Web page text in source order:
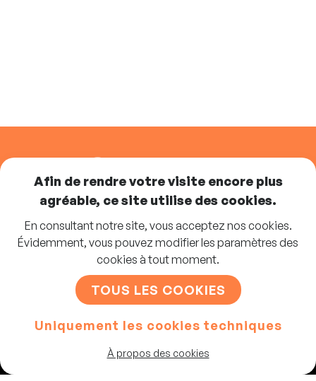
SUIVEZ-NOUS
Abonnez-vous à la newsletter
Afin de rendre votre visite encore plus
agréable, ce site utilise des cookies.
En consultant notre site, vous acceptez nos cookies.
Évidemment, vous pouvez modifier les paramètres des
cookies à tout moment.
TOUS LES COOKIES
Uniquement les cookies techniques
À propos des cookies